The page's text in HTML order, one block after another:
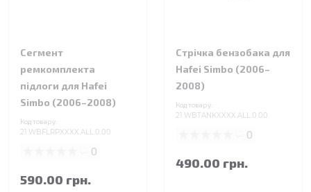
Сегмент
ремкомплекта
підлоги для Hafei
Simbo (2006–2008)
Код товару:
21.WBFLRPXXXX.ALL.0.00
0
590.00 грн.
Стрічка бензобака для
Hafei Simbo (2006–
2008)
Код товару:
21.WBTANKXXXX.ALL.0.00
0
490.00 грн.